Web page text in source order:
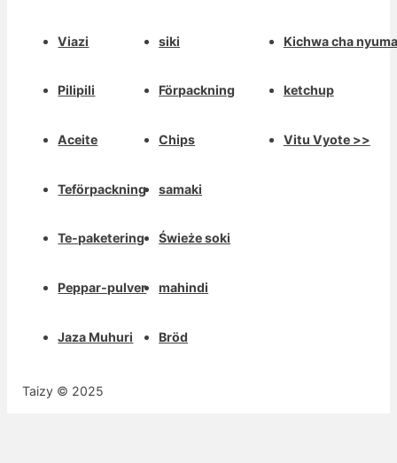
Viazi
Pilipili
Aceite
Teförpackning
Te-paketering
Peppar-pulver
Jaza Muhuri
siki
Förpackning
Chips
samaki
Świeże soki
mahindi
Bröd
Kichwa cha nyuma
ketchup
Vitu Vyote >>
Taizy © 2025